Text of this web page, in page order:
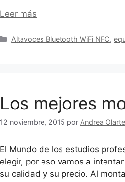
Leer más
Categorías
Altavoces Bluetooth WiFi NFC,
Los mejores
12 noviembre, 2015 por Andrea
El Mundo de los estudios
elegir, por eso vamos a
su calidad y su precio. Al